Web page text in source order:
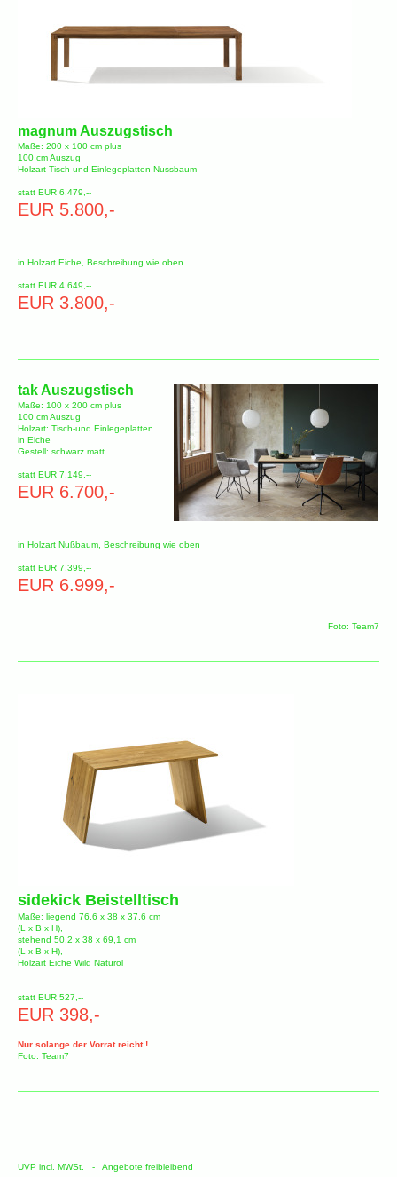
magnum Auszugstisch
Maße: 200 x 100 cm plus
100 cm Auszug
Holzart Tisch-und Einlegeplatten Nussbaum
statt EUR 6.479,--
EUR 5.800,-
in Holzart Eiche, Beschreibung wie oben
statt EUR 4.649,--
EUR 3.800,-
tak Auszugstisch
Maße: 100 x 200 cm plus
100 cm Auszug
Holzart: Tisch-und Einlegeplatten
in Eiche
Gestell: schwarz matt
statt EUR 7.149,--
EUR 6.700,-
in Holzart Nußbaum, Beschreibung wie oben
statt EUR 7.399,--
EUR 6.999,-
Foto: Team7
sidekick Beistelltisch
Maße: liegend 76,6 x 38 x 37,6 cm
(L x B x H),
stehend 50,2 x 38 x 69,1 cm
(L x B x H),
Holzart Eiche Wild Naturöl
statt EUR 527,--
EUR 398,-
Nur solange der Vorrat reicht !
Foto: Team7
UVP incl. MWSt. - Angebote freibleibend